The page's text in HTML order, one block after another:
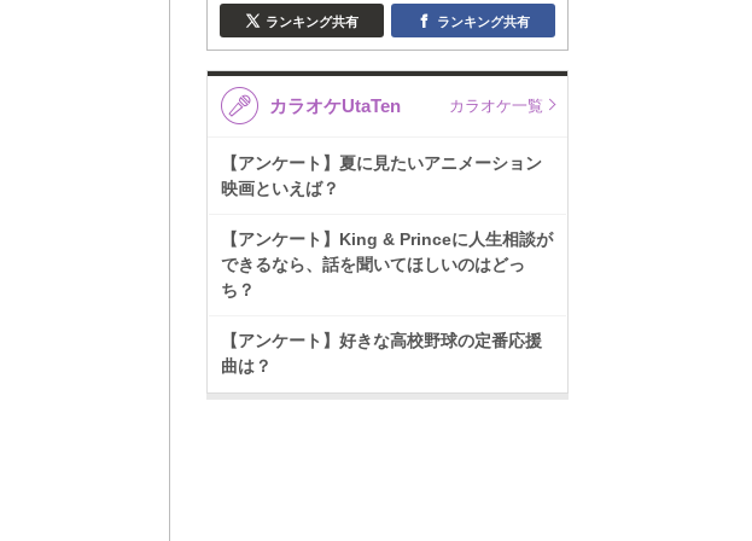
ランキング共有 ランキング共有
カラオケUtaTen カラオケ一覧
【アンケート】夏に見たいアニメーション
映画といえば？
【アンケート】King & Princeに人生相談が
できるなら、話を聞いてほしいのはどっ
ち？
【アンケート】好きな高校野球の定番応援
曲は？